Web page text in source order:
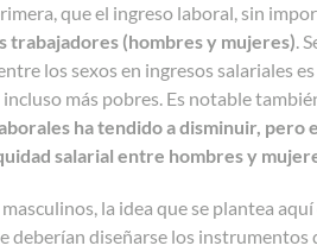
que el ingreso laboral, sin
(hombres y mujeres).
los sexos en ingresos salariales
más pobres. Es notable
ha tendido a disminuir, pero
salarial entre hombres y
la idea que se plantea
deberían diseñarse los